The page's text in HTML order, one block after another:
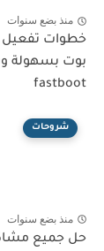
منذ بضع سنوات
خطوات
بوت بسهولة
fastboot
شروحات
منذ بضع سنوات
حل جميع